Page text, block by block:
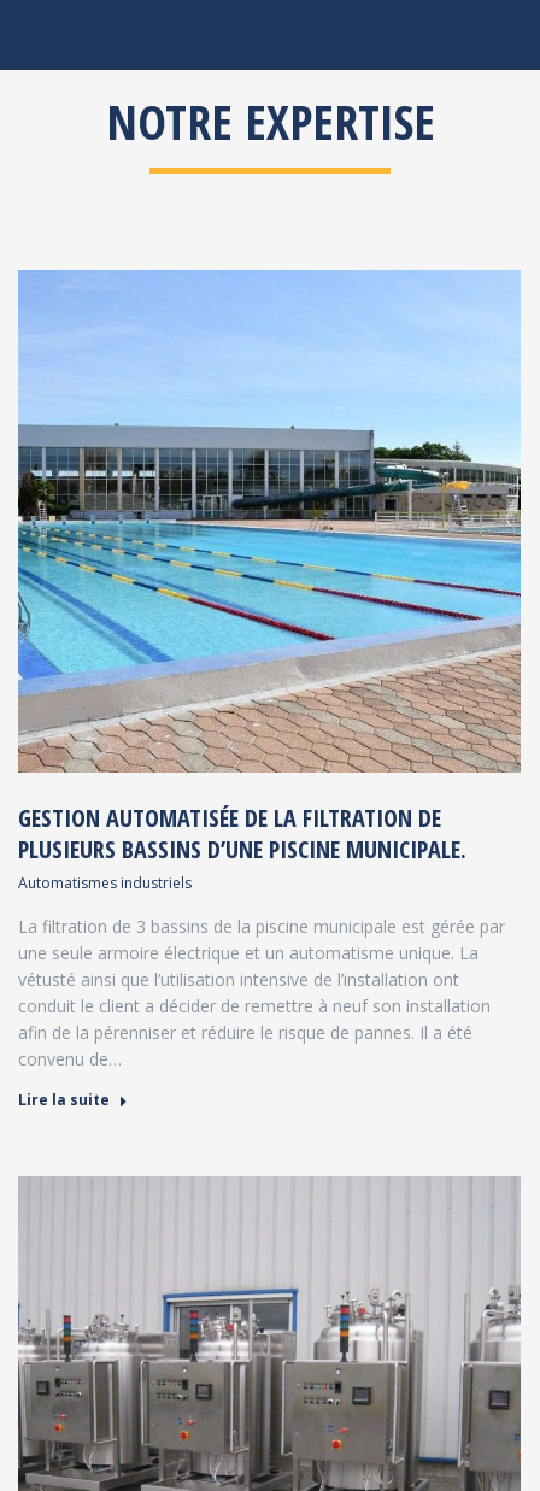
NOTRE EXPERTISE
GESTION AUTOMATISÉE DE LA FILTRATION DE
PLUSIEURS BASSINS D’UNE PISCINE MUNICIPALE.
Automatismes industriels
La filtration de 3 bassins de la piscine municipale est gérée par
une seule armoire électrique et un automatisme unique. La
vétusté ainsi que l’utilisation intensive de l’installation ont
conduit le client a décider de remettre à neuf son installation
afin de la pérenniser et réduire le risque de pannes. Il a été
convenu de…
Lire la suite